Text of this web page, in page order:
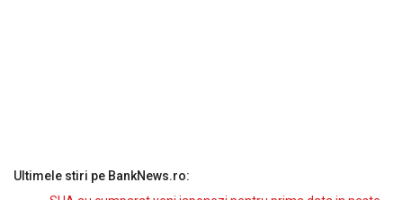
Ultimele stiri pe BankNews.ro: